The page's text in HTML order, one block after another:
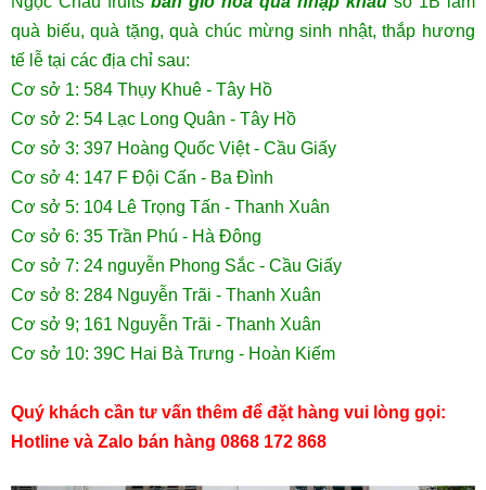
quà biếu, quà tặng, quà chúc mừng sinh nhật, thắp hương
tế lễ tại các địa chỉ sau:
Cơ sở 1: 584 Thụy Khuê - Tây Hồ
Cơ sở 2: 54 Lạc Long Quân - Tây Hồ
Cơ sở 3: 397 Hoàng Quốc Việt - Cầu Giấy
Cơ sở 4: 147 F Đội Cấn - Ba Đình
Cơ sở 5: 104 Lê Trọng Tấn - Thanh Xuân
Cơ sở 6: 35 Trần Phú - Hà Đông
Cơ sở 7: 24 nguyễn Phong Sắc - Cầu Giấy
Cơ sở 8: 284 Nguyễn Trãi - Thanh Xuân
Cơ sở 9; 161 Nguyễn Trãi - Thanh Xuân
Cơ sở 10: 39C Hai Bà Trưng - Hoàn Kiếm
Quý khách cần tư vấn thêm để đặt hàng vui lòng gọi:
Hotline và Zalo bán hàng 0868 172 868